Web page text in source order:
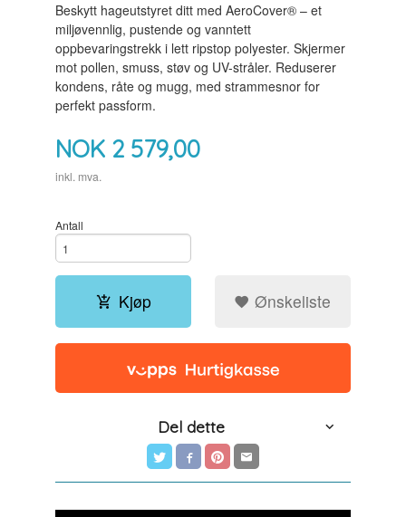
Beskytt hageutstyret ditt med AeroCover® – et
miljøvennlig, pustende og vanntett
oppbevaringstrekk i lett ripstop polyester. Skjermer
mot pollen, smuss, støv og UV-stråler. Reduserer
kondens, råte og mugg, med strammesnor for
perfekt passform.
NOK 2 579,00
inkl. mva.
Antall
Kjøp Ønskeliste
Del dette